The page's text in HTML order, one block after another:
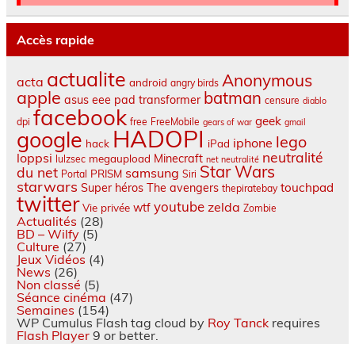
Accès rapide
acta actualite android angry birds Anonymous
apple asus eee pad transformer batman censure diablo
dpi facebook free FreeMobile gears of war geek gmail
google hack HADOPI iPad iphone lego
loppsi lulzsec megaupload Minecraft net neutralité neutralité
du net Portal PRISM samsung Siri Star Wars
starwars Super héros The avengers thepiratebay touchpad
twitter Vie privée wtf youtube zelda Zombie
Actualités (28)
BD – Wilfy(5)
Culture (27)
Jeux Vidéos (4)
News (26)
Non classé (5)
Séance cinéma (47)
Semaines (154)
WP Cumulus Flash tag cloud by Roy Tanckrequires
Flash Player9 or better.